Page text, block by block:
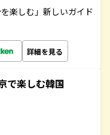
楽しむ」新しいガイド
詳細を見る
で楽しむ韓国